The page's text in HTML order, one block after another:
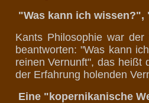
"Was kann ich
Kants Philosophie war
beantworten: "Was kann
reinen Vernunft", das heißt
der Erfahrung holenden
Eine "kopernikanische